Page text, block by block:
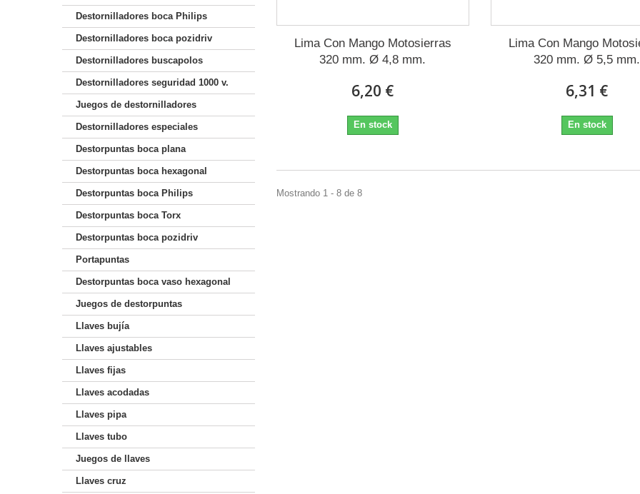
Destornilladores boca Philips
Destornilladores boca pozidriv
Destornilladores buscapolos
Destornilladores seguridad 1000 v.
Juegos de destornilladores
Destornilladores especiales
Destorpuntas boca plana
Destorpuntas boca hexagonal
Destorpuntas boca Philips
Destorpuntas boca Torx
Destorpuntas boca pozidriv
Portapuntas
Destorpuntas boca vaso hexagonal
Juegos de destorpuntas
Llaves bujía
Llaves ajustables
Llaves fijas
Llaves acodadas
Llaves pipa
Llaves tubo
Juegos de llaves
Llaves cruz
Lima Con Mango Motosierras
320 mm. Ø 4,8 mm.
6,20 €
En stock
Lima Con Mango
320 mm. Ø 5,5 mm.
6,31 €
En stock
Mostrando 1 - 8 de 8